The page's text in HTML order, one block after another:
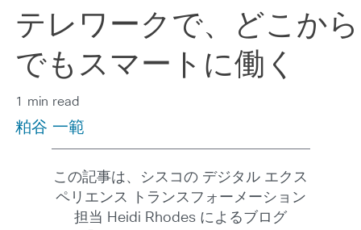
テレワークで、どこから
でもスマートに働く
1 min read
粕谷 一範
この記事は、シスコの デジタル エクス
ペリエンス トランスフォーメーション
担当 Heidi Rhodes によるブログ